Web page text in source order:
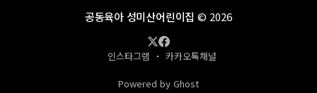
공동육아 성미산어린이집 © 2026
인스타그램 카카오톡채널
Powered by Ghost